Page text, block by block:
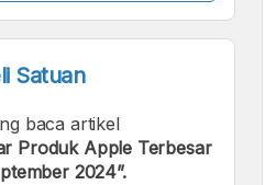
Satuan
baca artikel
Produk Apple Terbesar
2024”.